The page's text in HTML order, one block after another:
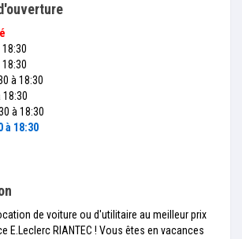
à 18:30
18:30
à 18:30
à 18:30
de voiture ou d'utilitaire au meilleur prix
E.Leclerc RIANTEC ! Vous êtes en vacances